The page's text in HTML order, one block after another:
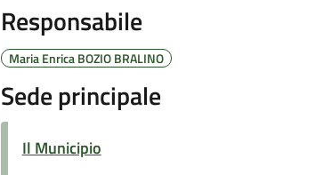
Responsabile
Maria Enrica BOZIO BRALINO
Sede principale
Il Municipio